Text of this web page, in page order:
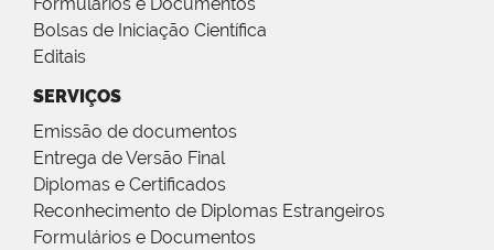
Formulários e Documentos
Bolsas de Iniciação Científica
Editais
SERVIÇOS
Emissão de documentos
Entrega de Versão Final
Diplomas e Certificados
Reconhecimento de Diplomas Estrangeiros
Formulários e Documentos